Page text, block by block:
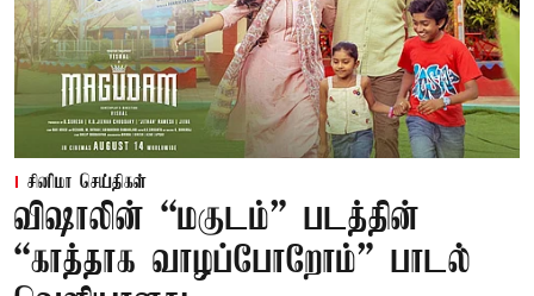
சினிமா செய்திகள்
விஷாலின் “மகுடம்” படத்தின்
“காத்தாக வாழப்போறோம்” பாடல்